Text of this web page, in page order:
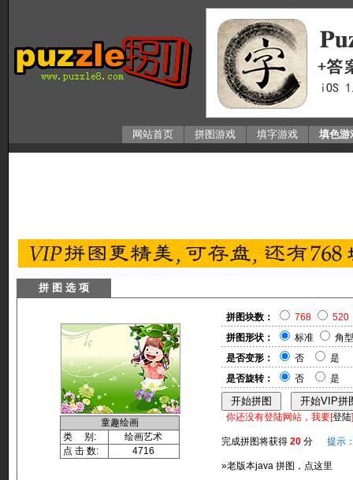
网站首页 拼图游戏 填字游戏 填色游
拼 图 选 项
童趣绘画
类 别:
绘画艺术
点 击 数:
4716
拼图块数： 768
520
拼图形状：
标准
角型
是否变形：
否
是
是否旋转：
否 是
你还没有登陆网站，我要[登陆
完成拼图将获得 20 分 提示
»老版本java 拼图，点这里